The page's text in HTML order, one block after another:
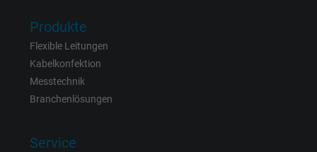
Produkte
Flexible Leitungen
Kabelkonfektion
Messtechnik
Branchenlösungen
Service